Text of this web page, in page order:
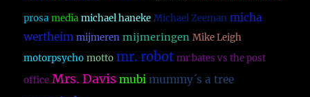
prosa media michael haneke Michael Zeeman micha
wertheim mijmeren mijmeringen Mike Leigh
motorpsycho motto mr. robot mr bates vs the post
office Mrs. Davis mubi mummy´s a tree